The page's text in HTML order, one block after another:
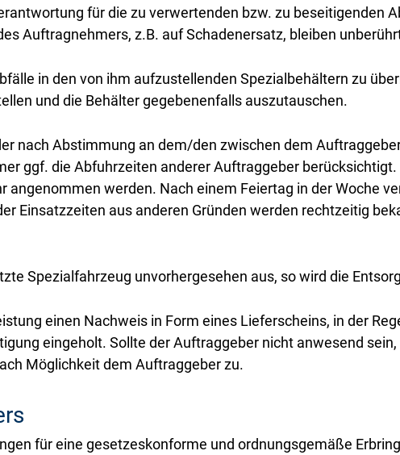
für die zu verwertenden bzw. zu beseitigenden
Auftragnehmers, z.B. auf Schadenersatz, bleiben
in den von ihm aufzustellenden Spezialbehältern zu
und die Behälter gegebenenfalls auszutauschen.
nach Abstimmung an dem/den zwischen dem
ggf. die Abfuhrzeiten anderer Auftraggeber
angenommen werden. Nach einem Feiertag in der Woche
Einsatzzeiten aus anderen Gründen werden rechtzeitig
Spezialfahrzeug unvorhergesehen aus, so wird die
einen Nachweis in Form eines Lieferscheins, in der
eingeholt. Sollte der Auftraggeber nicht anwesend
Möglichkeit dem Auftraggeber zu.
für eine gesetzeskonforme und ordnungsgemäße